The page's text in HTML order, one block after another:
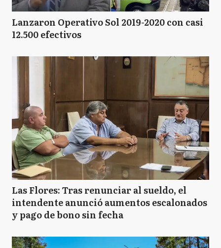
Lanzaron Operativo Sol 2019-2020 con casi
12.500 efectivos
Las Flores: Tras renunciar al sueldo, el
intendente anunció aumentos escalonados
y pago de bono sin fecha